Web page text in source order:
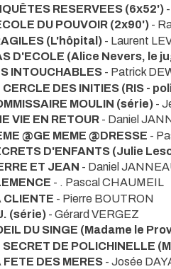
RESERVEES (6x52')
DU POUVOIR (2x90') -
(L'hôpital) - Laurent
D'ECOLE (Alice Nevers, le
INTOUCHABLES - Patrick
CERCLE DES INITIES (RIS -
MOULIN (série) -
VIE EN RETOUR - Daniel
@GE MEME @DRESSE -
D'ENFANTS (Julie
ET JEAN - Daniel
- . Pascal CHAUMEIL
CLIENTE - Pierre BOUTRON
(série) - Gérard VERGEZ
DU SINGE (Madame le
SECRET DE POLICHINELLE
FETE DES MERES - Josée